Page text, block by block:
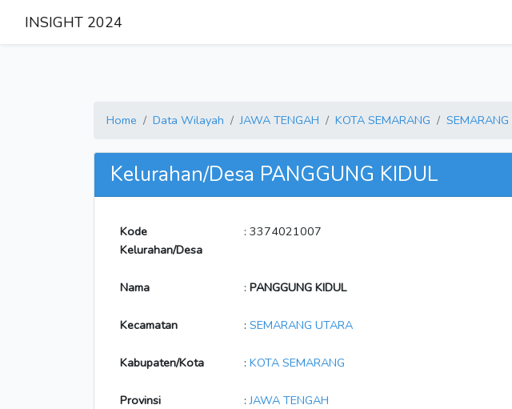
INSIGHT 2024
Home Data Wilayah JAWA TENGAH KOTA SEMARANG
Kelurahan/Desa PANGGUNG KIDUL
Kode
Kelurahan/Desa
: 3374021007
Nama : PANGGUNG KIDUL
Kecamatan : SEMARANG UTARA
Kabupaten/Kota : KOTA SEMARANG
Provinsi :JAWA TENGAH